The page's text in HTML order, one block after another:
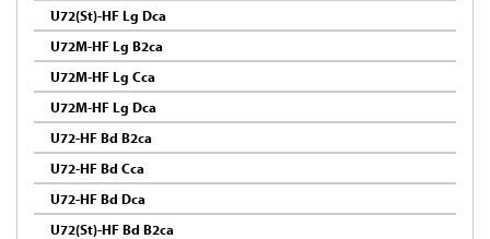
U72(St)-HF Lg Dca
U72M-HF Lg B2ca
U72M-HF Lg Cca
U72M-HF Lg Dca
U72-HF Bd B2ca
U72-HF Bd Cca
U72-HF Bd Dca
U72(St)-HF Bd B2ca